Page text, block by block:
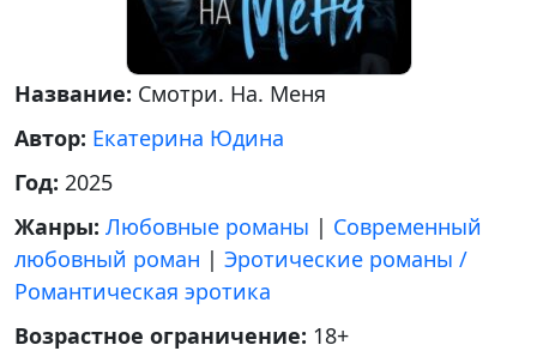
Название: Смотри. На. Меня
Автор: Екатерина Юдина
Год: 2025
Жанры: Любовные романы | Современный
любовный роман | Эротические романы /
Романтическая эротика
Возрастное ограничение: 18+